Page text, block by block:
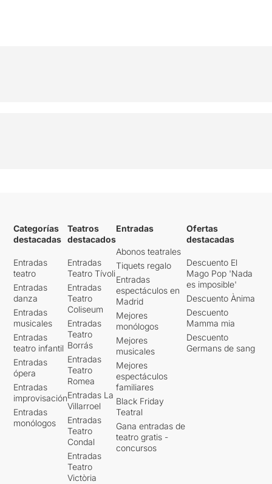
Categorías
destacadas
Entradas
teatro
Entradas
danza
Entradas
musicales
Entradas
teatro infantil
Entradas
ópera
Entradas
improvisación
Entradas
monólogos
Teatros
destacados
Entradas
Teatro Tívoli
Entradas
Teatro
Coliseum
Entradas
Teatro
Borrás
Entradas
Teatro
Romea
Entradas La
Villarroel
Entradas
Teatro
Condal
Entradas
Teatro
Victòria
Entradas
Abonos teatrales
Tiquets regalo
Entradas
espectáculos en
Madrid
Mejores
monólogos
Mejores
musicales
Mejores
espectáculos
familiares
Black Friday
Teatral
Gana entradas de
teatro gratis -
concursos
Ofertas
destacadas
Descuento El
Mago Pop 'Nada
es imposible'
Descuento Ànima
Descuento
Mamma mia
Descuento
Germans de sang